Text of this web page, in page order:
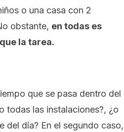
o una casa con 2
obstante, en todas es
la tarea.
que se pasa dentro del
todas las instalaciones?, ¿o
del día? En el segundo caso,